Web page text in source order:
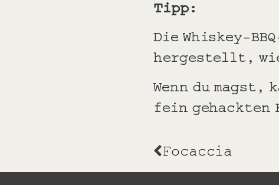
Tipp:
Die Whiskey-
hergestellt,
Wenn du
fein gehackten
Focaccia